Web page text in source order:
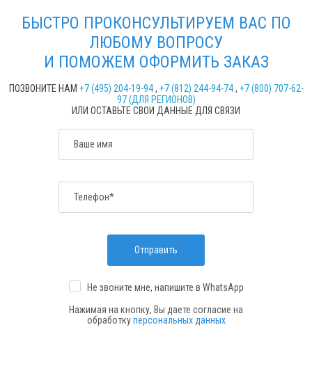
БЫСТРО ПРОКОНСУЛЬТИРУЕМ ВАС ПО
ЛЮБОМУ ВОПРОСУ
И ПОМОЖЕМ ОФОРМИТЬ ЗАКАЗ
ПОЗВОНИТЕ НАМ +7 (495) 204-19-94, +7 (812) 244-94-74, +7 (800) 707-62-
97 (ДЛЯ РЕГИОНОВ)
ИЛИ ОСТАВЬТЕ СВОИ ДАННЫЕ ДЛЯ СВЯЗИ
Ваше имя
Телефон*
Отправить
Не звоните мне, напишите в WhatsApp
Нажимая на кнопку, Вы даете согласие на
обработкуперсональных данных